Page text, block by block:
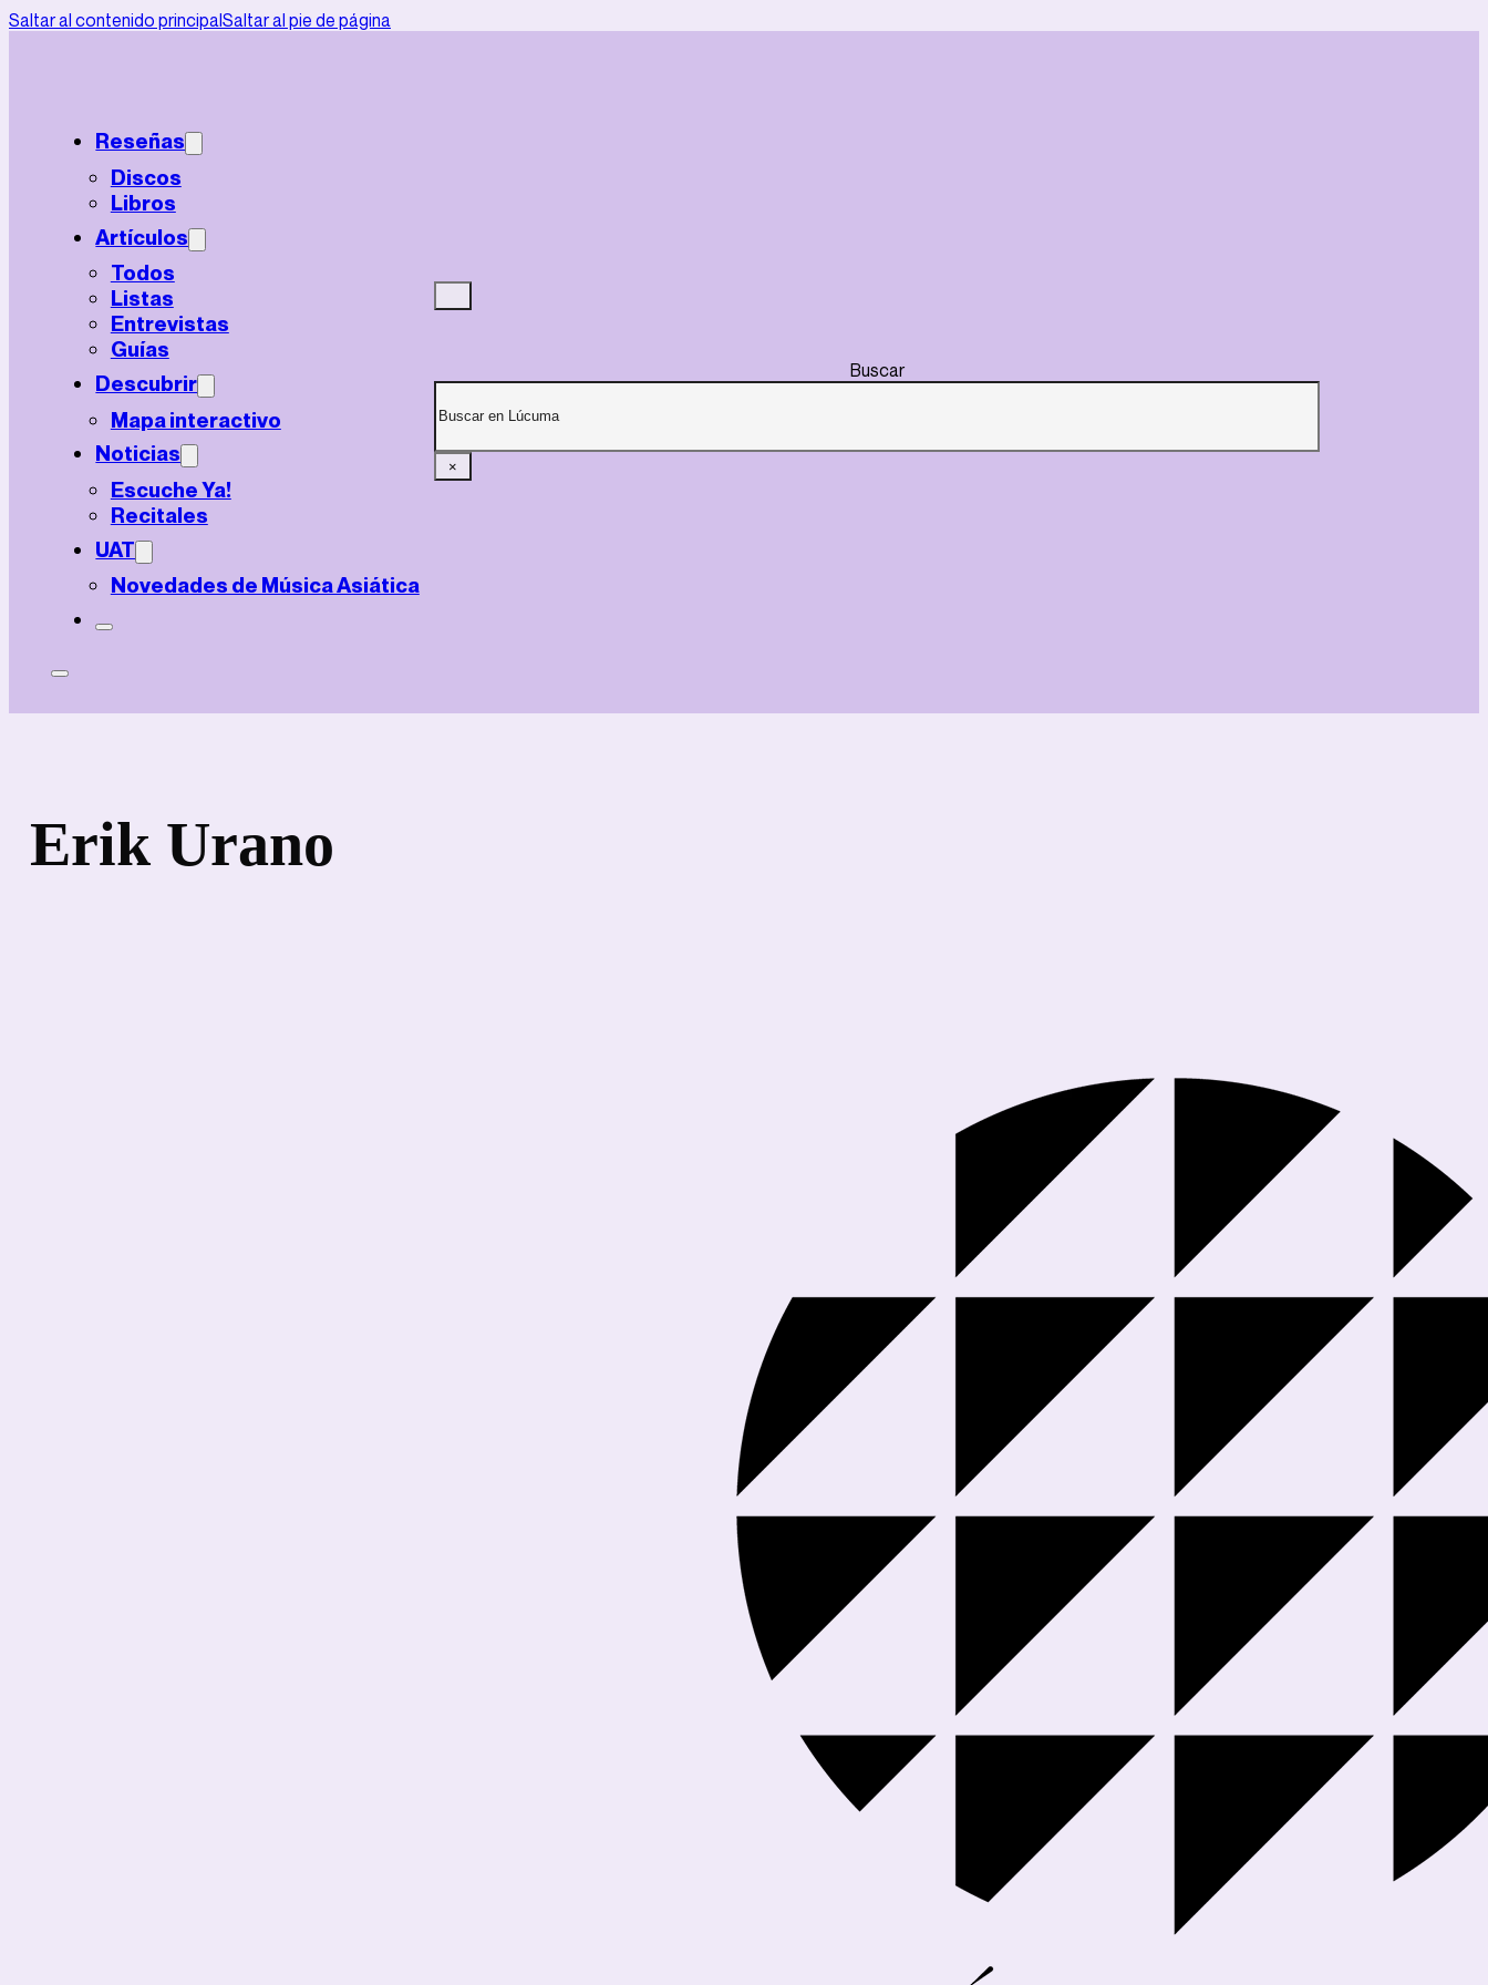
Saltar al contenido principalSaltar al pie de página
Reseñas
Discos
Libros
Artículos
Todos
Listas
Entrevistas
Guías
Descubrir
Mapa interactivo
Noticias
Escuche Ya!
Recitales
UAT
Novedades de Música Asiática
Buscar
×
Erik Urano